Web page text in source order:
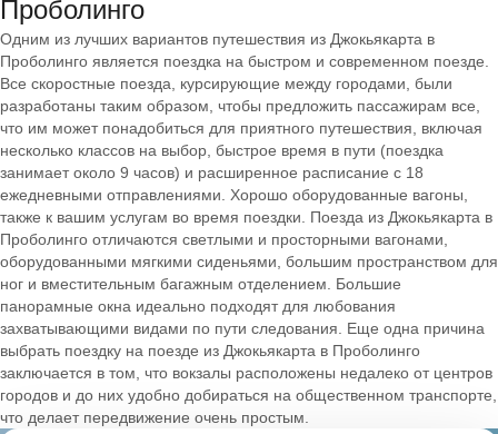
Проболинго
Одним из лучших вариантов путешествия из Джокьякарта в
Проболинго является поездка на быстром и современном поезде.
Все скоростные поезда, курсирующие между городами, были
разработаны таким образом, чтобы предложить пассажирам все,
что им может понадобиться для приятного путешествия, включая
несколько классов на выбор, быстрое время в пути (поездка
занимает около 9 часов) и расширенное расписание с 18
ежедневными отправлениями. Хорошо оборудованные вагоны,
также к вашим услугам во время поездки. Поезда из Джокьякарта в
Проболинго отличаются светлыми и просторными вагонами,
оборудованными мягкими сиденьями, большим пространством для
ног и вместительным багажным отделением. Большие
панорамные окна идеально подходят для любования
захватывающими видами по пути следования. Еще одна причина
выбрать поездку на поезде из Джокьякарта в Проболинго
заключается в том, что вокзалы расположены недалеко от центров
городов и до них удобно добираться на общественном транспорте,
что делает передвижение очень простым.